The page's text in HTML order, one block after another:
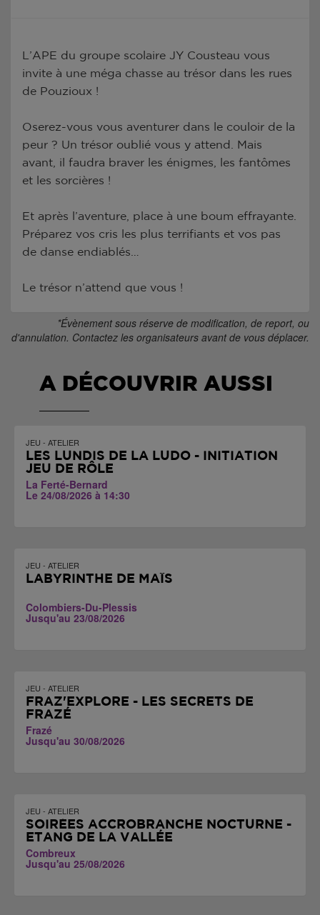
L’APE du groupe scolaire JY Cousteau vous
invite à une méga chasse au trésor dans les rues
de Pouzioux !
Oserez-vous vous aventurer dans le couloir de la
peur ? Un trésor oublié vous y attend. Mais
avant, il faudra braver les énigmes, les fantômes
et les sorcières !
Et après l’aventure, place à une boum effrayante.
Préparez vos cris les plus terrifiants et vos pas
de danse endiablés…
Le trésor n’attend que vous !
*Évènement sous réserve de modification, de report, ou
d'annulation. Contactez les organisateurs avant de vous déplacer.
A DÉCOUVRIR AUSSI
JEU - ATELIER
LES LUNDIS DE LA LUDO - INITIATION
JEU DE RÔLE
La Ferté-Bernard
Le 24/08/2026 à 14:30
JEU - ATELIER
LABYRINTHE DE MAÏS
Colombiers-Du-Plessis
Jusqu'au 23/08/2026
JEU - ATELIER
FRAZ'EXPLORE - LES SECRETS DE
FRAZÉ
Frazé
Jusqu'au 30/08/2026
JEU - ATELIER
SOIRÉES ACCROBRANCHE NOCTURNE -
ETANG DE LA VALLÉE
Combreux
Jusqu'au 25/08/2026